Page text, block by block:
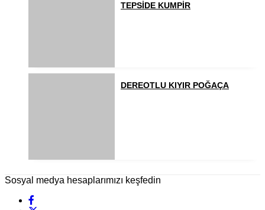
TEPSİDE KUMPİR
DEREOTLU KIYIR POĞAÇA
Sosyal medya hesaplarımızı keşfedin